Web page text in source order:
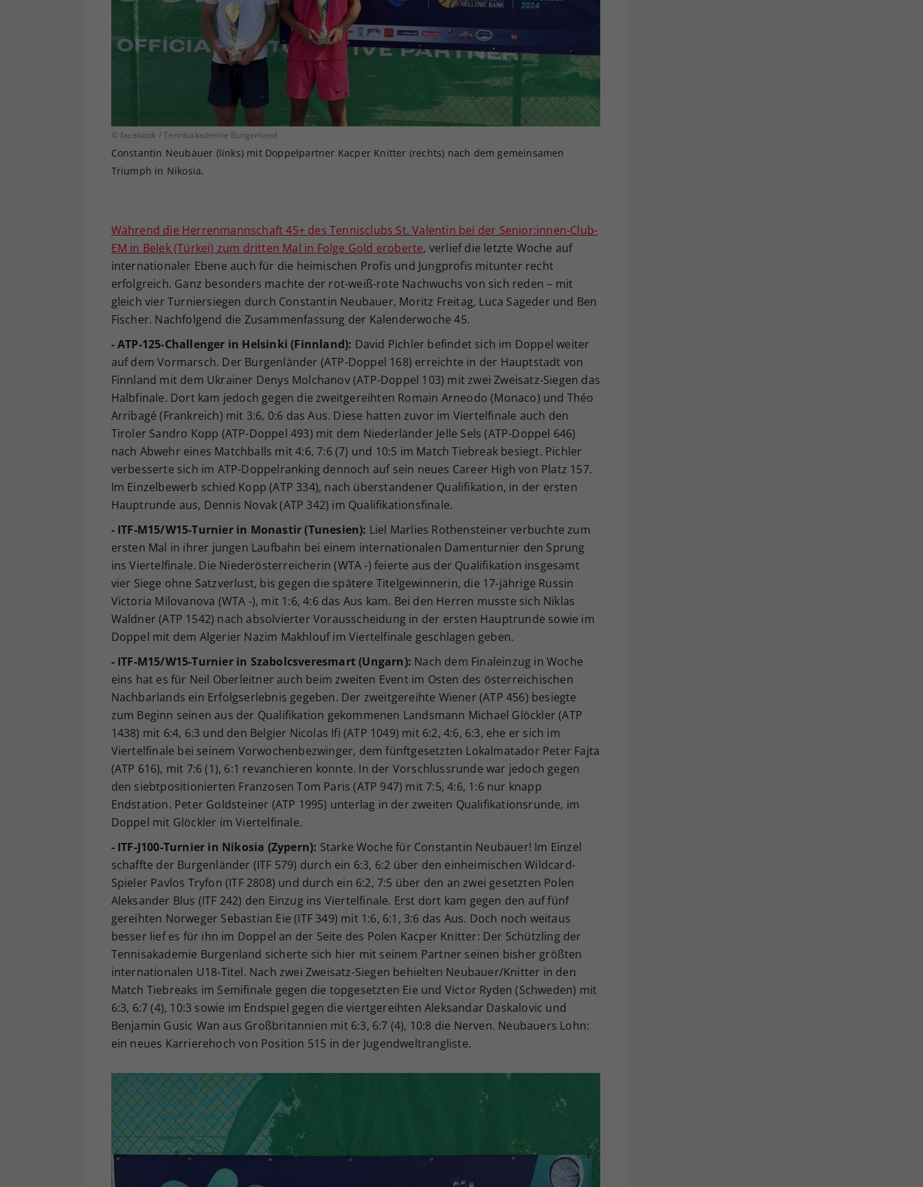
© facebook / Tennisakademie Burgenland
Constantin Neubauer (links) mit Doppelpartner Kacper Knitter (rechts) nach dem gemeinsamen
Triumph in Nikosia.
Während die Herrenmannschaft 45+ des Tennisclubs St. Valentin bei der Senior:innen-Club-
EM in Belek (Türkei) zum dritten Mal in Folge Gold eroberte, verlief die letzte Woche auf
internationaler Ebene auch für die heimischen Profis und Jungprofis mitunter recht
erfolgreich. Ganz besonders machte der rot-weiß-rote Nachwuchs von sich reden – mit
gleich vier Turniersiegen durch Constantin Neubauer, Moritz Freitag, Luca Sageder und Ben
Fischer. Nachfolgend die Zusammenfassung der Kalenderwoche 45.
- ATP-125-Challenger in Helsinki (Finnland): David Pichler befindet sich im Doppel weiter
auf dem Vormarsch. Der Burgenländer (ATP-Doppel 168) erreichte in der Hauptstadt von
Finnland mit dem Ukrainer Denys Molchanov (ATP-Doppel 103) mit zwei Zweisatz-Siegen das
Halbfinale. Dort kam jedoch gegen die zweitgereihten Romain Arneodo (Monaco) und Théo
Arribagé (Frankreich) mit 3:6, 0:6 das Aus. Diese hatten zuvor im Viertelfinale auch den
Tiroler Sandro Kopp (ATP-Doppel 493) mit dem Niederländer Jelle Sels (ATP-Doppel 646)
nach Abwehr eines Matchballs mit 4:6, 7:6 (7) und 10:5 im Match Tiebreak besiegt. Pichler
verbesserte sich im ATP-Doppelranking dennoch auf sein neues Career High von Platz 157.
Im Einzelbewerb schied Kopp (ATP 334), nach überstandener Qualifikation, in der ersten
Hauptrunde aus, Dennis Novak (ATP 342) im Qualifikationsfinale.
- ITF-M15/W15-Turnier in Monastir (Tunesien): Liel Marlies Rothensteiner verbuchte zum
ersten Mal in ihrer jungen Laufbahn bei einem internationalen Damenturnier den Sprung
ins Viertelfinale. Die Niederösterreicherin (WTA -) feierte aus der Qualifikation insgesamt
vier Siege ohne Satzverlust, bis gegen die spätere Titelgewinnerin, die 17-jährige Russin
Victoria Milovanova (WTA -), mit 1:6, 4:6 das Aus kam. Bei den Herren musste sich Niklas
Waldner (ATP 1542) nach absolvierter Vorausscheidung in der ersten Hauptrunde sowie im
Doppel mit dem Algerier Nazim Makhlouf im Viertelfinale geschlagen geben.
- ITF-M15/W15-Turnier in Szabolcsveresmart (Ungarn): Nach dem Finaleinzug in Woche
eins hat es für Neil Oberleitner auch beim zweiten Event im Osten des österreichischen
Nachbarlands ein Erfolgserlebnis gegeben. Der zweitgereihte Wiener (ATP 456) besiegte
zum Beginn seinen aus der Qualifikation gekommenen Landsmann Michael Glöckler (ATP
1438) mit 6:4, 6:3 und den Belgier Nicolas Ifi (ATP 1049) mit 6:2, 4:6, 6:3, ehe er sich im
Viertelfinale bei seinem Vorwochenbezwinger, dem fünftgesetzten Lokalmatador Peter Fajta
(ATP 616), mit 7:6 (1), 6:1 revanchieren konnte. In der Vorschlussrunde war jedoch gegen
den siebtpositionierten Franzosen Tom Paris (ATP 947) mit 7:5, 4:6, 1:6 nur knapp
Endstation. Peter Goldsteiner (ATP 1995) unterlag in der zweiten Qualifikationsrunde, im
Doppel mit Glöckler im Viertelfinale.
- ITF-J100-Turnier in Nikosia (Zypern): Starke Woche für Constantin Neubauer! Im Einzel
schaffte der Burgenländer (ITF 579) durch ein 6:3, 6:2 über den einheimischen Wildcard-
Spieler Pavlos Tryfon (ITF 2808) und durch ein 6:2, 7:5 über den an zwei gesetzten Polen
Aleksander Blus (ITF 242) den Einzug ins Viertelfinale. Erst dort kam gegen den auf fünf
gereihten Norweger Sebastian Eie (ITF 349) mit 1:6, 6:1, 3:6 das Aus. Doch noch weitaus
besser lief es für ihn im Doppel an der Seite des Polen Kacper Knitter: Der Schützling der
Tennisakademie Burgenland sicherte sich hier mit seinem Partner seinen bisher größten
internationalen U18-Titel. Nach zwei Zweisatz-Siegen behielten Neubauer/Knitter in den
Match Tiebreaks im Semifinale gegen die topgesetzten Eie und Victor Ryden (Schweden) mit
6:3, 6:7 (4), 10:3 sowie im Endspiel gegen die viertgereihten Aleksandar Daskalovic und
Benjamin Gusic Wan aus Großbritannien mit 6:3, 6:7 (4), 10:8 die Nerven. Neubauers Lohn:
ein neues Karrierehoch von Position 515 in der Jugendweltrangliste.
Webseiten-Betreiber dies eingestellt hat.